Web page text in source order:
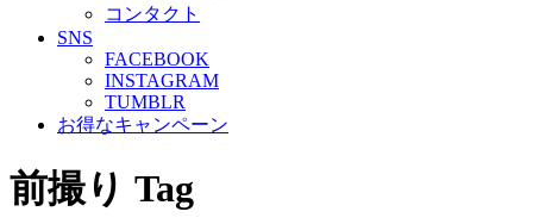
コンタクト
SNS
FACEBOOK
INSTAGRAM
TUMBLR
お得なキャンペーン
前撮り Tag